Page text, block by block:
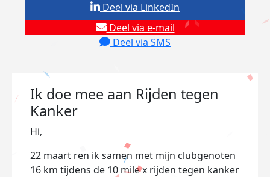
Deel via e-mail
Deel via SMS
Deel via LinkedIn
Ik doe mee aan Rijden tegen
Kanker
Hi,
22 maart ren ik samen met mijn clubgenoten
16 km tijdens de 10 mile x rijden tegen kanker